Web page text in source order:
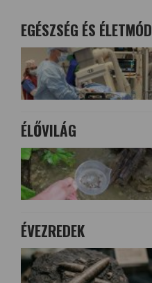
EGÉSZSÉG ÉS ÉLETMÓD
ÉLŐVILÁG
ÉVEZREDEK